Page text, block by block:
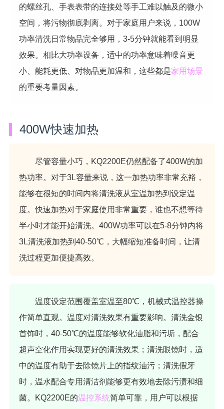
的螺丝孔、手表表带的连接处等手工难以触及的微小
空间，将污物彻底剥离。对于家庭用户来说，100W
功率清洗日常物品完全够用，3-5分钟就能看到明显
效果。相比大功率设备，适中的功率意味着噪音更
小、能耗更低、对物品更加温和，这些都是家用场景
的重要考量因素。
400W快速加热
尽管容量小巧，KQ2200E仍然配备了400W的加
热功率。对于3L容量来说，这一加热功率非常充裕，
能够在很短的时间内将清洗液从室温加热到设定温
度。快速加热对于家庭使用非常重要，谁也不想等待
半小时才能开始清洗。400W功率可以在5-8分钟内将
3L清洗液加热到40-50℃，大幅缩短准备时间，让清
洗过程更加便捷高效。
温度设定范围覆盖室温至80℃，机械式温控器操
作简单直观。温度对清洗效果有重要影响。清洗金银
首饰时，40-50℃的温度能够软化油脂和污垢，配合
超声空化作用实现更好的清洗效果；清洗眼镜时，适
中的温度有助于去除镜片上的指纹油污；清洗假牙
时，温水配合专用清洁剂能够更有效地去除污渍和细
菌。KQ2200E的温控系统简单可靠，用户可以根据